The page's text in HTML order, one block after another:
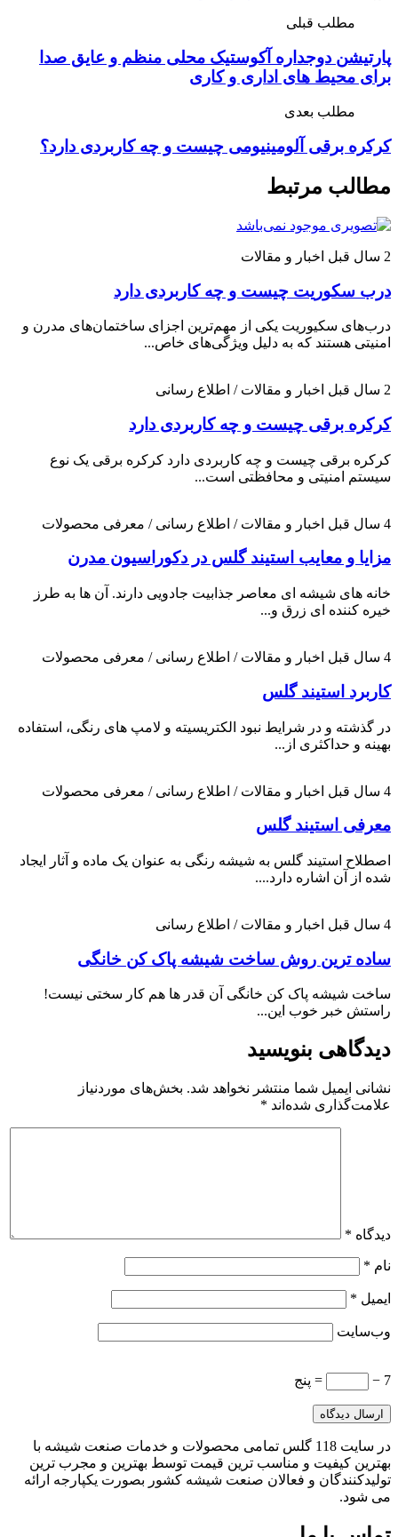
مطلب قبلی
پارتیشن دوجداره آکوستیک محلی منظم و عایق صدا
برای محیط های اداری و کاری
مطلب بعدی
کرکره برقی آلومینیومی چیست و چه کاربردی دارد؟
مطالب مرتبط
2 سال قبل اخبار و مقالات
درب سکوریت چیست و چه کاربردی دارد
درب‌های سکیوریت یکی از مهم‌ترین اجزای ساختمان‌های مدرن و
امنیتی هستند که به دلیل ویژگی‌های خاص...
2 سال قبل اخبار و مقالات / اطلاع رسانی
کرکره برقی چیست و چه کاربردی دارد
کرکره برقی چیست و چه کاربردی دارد کرکره برقی یک نوع
سیستم امنیتی و محافظتی است...
4 سال قبل اخبار و مقالات / اطلاع رسانی / معرفی محصولات
مزایا و معایب استیند گلس در دکوراسیون مدرن
خانه های شیشه ای معاصر جذابیت جادویی دارند. آن ها به طرز
خیره کننده ای زرق و...
4 سال قبل اخبار و مقالات / اطلاع رسانی / معرفی محصولات
کاربرد استیند گلس
در گذشته و در شرایط نبود الکتریسیته و لامپ های رنگی، استفاده
بهینه و حداکثری از...
4 سال قبل اخبار و مقالات / اطلاع رسانی / معرفی محصولات
معرفی استیند گلس
اصطلاح استیند گلس به شیشه رنگی به عنوان یک ماده و آثار ایجاد
شده از آن اشاره دارد....
4 سال قبل اخبار و مقالات / اطلاع رسانی
ساده ترین روش ساخت شیشه پاک کن خانگی
ساخت شیشه پاک کن خانگی آن قدر ها هم کار سختی نیست!
راستش خبر خوب این...
دیدگاهی بنویسید
نشانی ایمیل شما منتشر نخواهد شد. بخش‌های موردنیاز
علامت‌گذاری شده‌اند *
دیدگاه *
نام *
ایمیل *
وب‌سایت
7 − = پنج
در سایت 118 گلس تمامی محصولات و خدمات صنعت شیشه با
بهترین کیفیت و مناسب ترین قیمت توسط بهترین و مجرب ترین
تولیدکنندگان و فعالان صنعت شیشه کشور بصورت یکپارجه ارائه
می شود.